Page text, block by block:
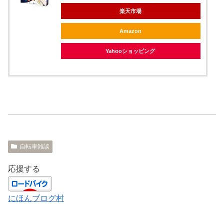
楽天市場
Amazon
Yahooショッピング
自転車雑談
応援する
にほんブログ村